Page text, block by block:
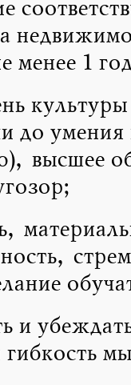
менее 1
культуры
до умения
высшее
и
гибкость